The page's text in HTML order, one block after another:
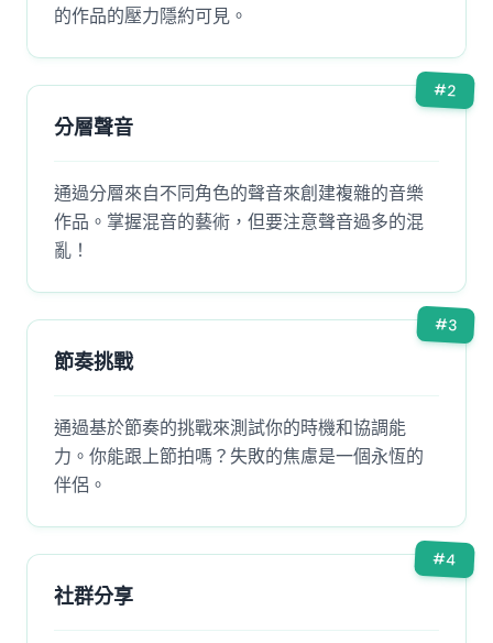
的作品的壓力隱約可見。
#2
分層聲音
通過分層來自不同角色的聲音來創建複雜的音樂
作品。掌握混音的藝術，但要注意聲音過多的混
亂！
#3
節奏挑戰
通過基於節奏的挑戰來測試你的時機和協調能
力。你能跟上節拍嗎？失敗的焦慮是一個永恆的
伴侶。
#4
社群分享